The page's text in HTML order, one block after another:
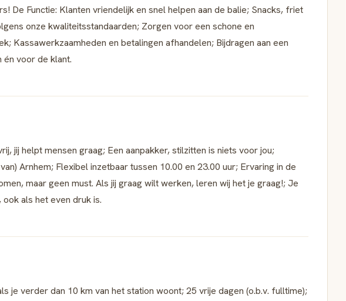
De Functie: Klanten vriendelijk en snel helpen aan de balie; Snacks, friet
onze kwaliteitsstandaarden; Zorgen voor een schone en
Kassawerkzaamheden en betalingen afhandelen; Bijdragen aan een
voor de klant.
jij helpt mensen graag; Een aanpakker, stilzitten is niets voor jou;
Arnhem; Flexibel inzetbaar tussen 10.00 en 23.00 uur; Ervaring in de
maar geen must. Als jij graag wilt werken, leren wij het je graag!; Je
als het even druk is.
je verder dan 10 km van het station woont; 25 vrije dagen (o.b.v. fulltime);